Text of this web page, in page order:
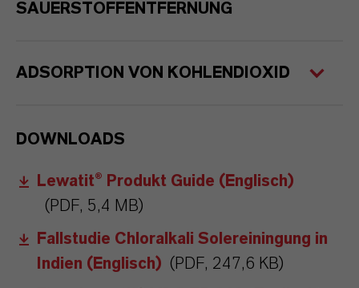
SAUERSTOFFENTFERNUNG
ADSORPTION VON KOHLENDIOXID
DOWNLOADS
Lewatit® Produkt Guide (Englisch)
(PDF, 5,4 MB)
Fallstudie Chloralkali Solereiningung in
Indien (Englisch) (PDF, 247,6 KB)